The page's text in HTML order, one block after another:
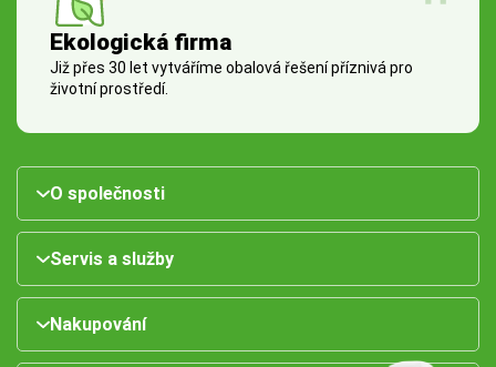
Ekologická firma
Již přes 30 let vytváříme obalová řešení příznivá pro
životní prostředí.
O společnosti
Servis a služby
Nakupování